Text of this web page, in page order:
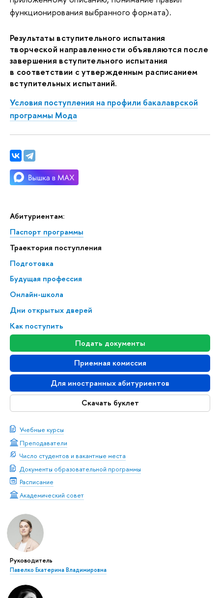
Абитуриентам:
Паспорт программы
Траектория поступления
Подготовка
Будущая профессия
Онлайн-школа
Дни открытых дверей
Как поступить
Подать документы
Приемная комиссия
Для иностранных абитуриентов
Скачать буклет
Учебные курсы
Преподаватели
Число студентов и вакантные места
Документы образовательной программы
Расписание
Академический совет
Руководитель
Павелко Екатерина Владимировна
функционирования выбранного формата).
Результаты вступительного испытания
творческой направленности объявляются после
завершения вступительного испытания
в соответствии с утвержденным расписанием
вступительных испытаний.
Условия поступления на профили бакалаврской
программы Мода